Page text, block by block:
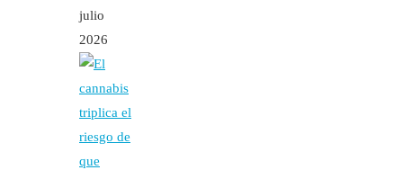
julio
2026